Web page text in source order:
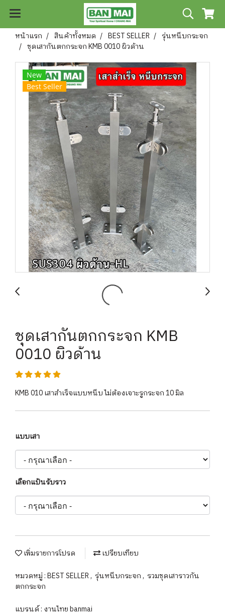
หน้าแรก สินค้าทั้งหมด BEST SELLER
รุ่นหนีบกระจก
ชุดเสากันตกกระจก KMB 0010 ผิวด้าน
New
Best Seller
ชุดเสากันตกกระจก KMB
0010 ผิวด้าน
KMB 010 เสาสำเร็จแบบหนีบ ไม่ต้องเจาะรูกระจก 10 มิล
แบบเสา
เลือกแป้นรับราว
เพิ่มรายการโปรด
เปรียบเทียบ
หมวดหมู่ :BEST SELLER, รุ่นหนีบกระจก, รวมชุดเสาราวกัน
ตกกระจก
แบรนด์ : งานไทย banmai